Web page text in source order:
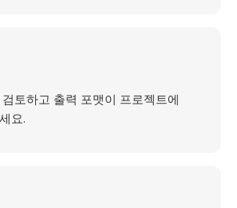
토하고 출력 포맷이 프로젝트에
요.